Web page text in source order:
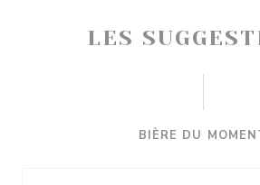
LES
BIÈRE DU